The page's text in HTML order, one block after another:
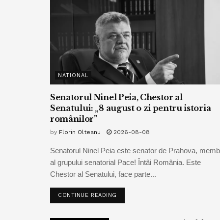
NATIONAL
Senatorul Ninel Peia, Chestor al
Senatului: „8 august o zi pentru istoria
românilor”
by Florin Olteanu 2026-08-08
Senatorul Ninel Peia este senator de Prahova,
al grupului senatorial Pace! Întâi România. Este
Chestor al Senatului, face parte...
CONTINUE READING